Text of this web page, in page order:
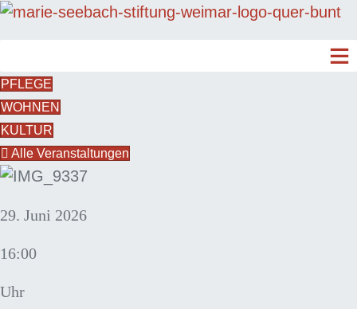
PFLEGE
WOHNEN
KULTUR
Alle Veranstaltungen
29. Juni 2026
16:00
Uhr